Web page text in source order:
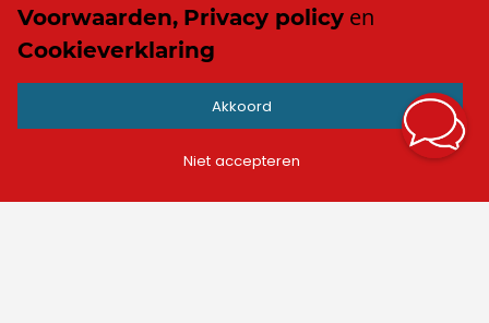
Contact
Instagram
Voorwaarden, Privacy policy en
Cookieverklaring
Akkoord
Niet accepteren